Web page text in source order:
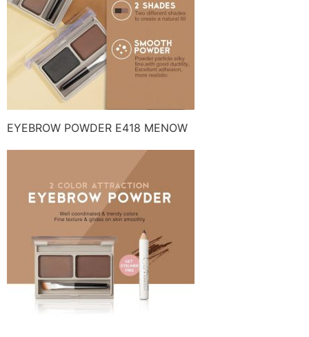
EYEBROW POWDER E418 MENOW